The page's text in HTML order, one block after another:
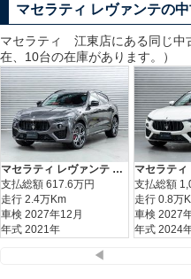
マセラティ レヴァンテの
マセラティ 江東店にある同じ中
在、10台の在庫があります。）
マセラティ レヴァンテ Ｓグランスポーツ
支払総額 617.6万円
走行 2.4万Km
車検 2027年12月
年式 2021年
支払総額
走行 0.8万
車検 2027
年式 2024
◀